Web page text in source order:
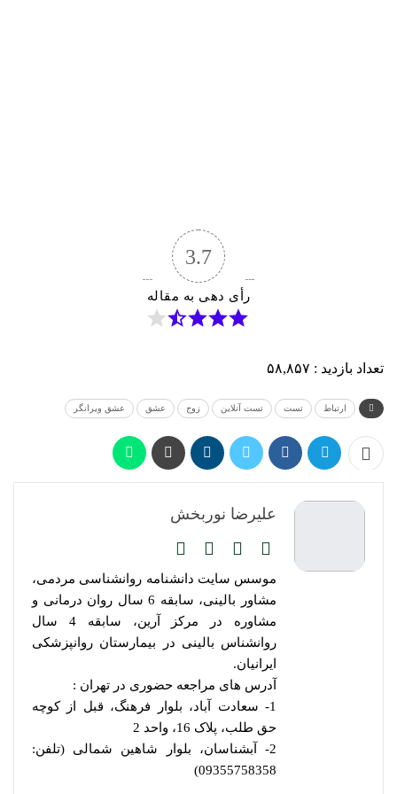
3.7
رأی دهی به مقاله
تعداد بازدید : ۵۸,۸۵۷
ارتباط تست تست آنلاین زوج عشق عشق ویرانگر
علیرضا نوربخش
موسس سایت دانشنامه روانشناسی مردمی،
مشاور بالینی، سابقه 6 سال روان درمانی و
مشاوره در مرکز آرین، سابقه 4 سال
روانشناس بالینی در بیمارستان روانپزشکی
ایرانیان.
آدرس های مراجعه حضوری در تهران :
1- سعادت آباد، بلوار فرهنگ، قبل از کوچه
حق طلب، پلاک 16، واحد 2
2- آبشناسان، بلوار شاهین شمالی (تلفن:
09355758358)